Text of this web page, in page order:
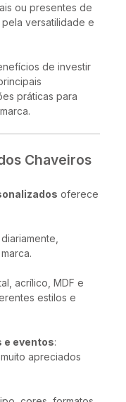
ou presentes de
versatilidade e
de investir
práticas para
Chaveiros
oferece
acrílico, MDF e
estilos e
e eventos:
apreciados